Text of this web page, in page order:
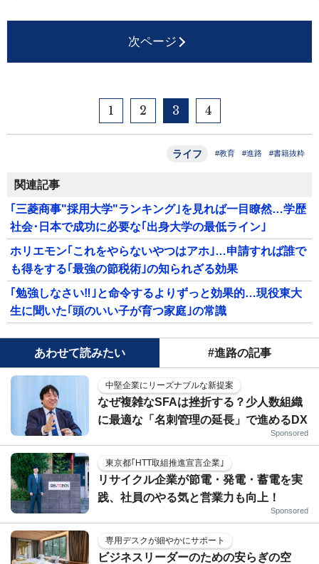
次ページ
1 2 3 4
ライフ #教育 #進路 #書籍抜粋
関連記事
｢三菱商事"採用大学"ランキング｣を見れば一目瞭然…学歴
社会･日本で成功に必要な｢出身大学の最低ライン｣
ホリエモン｢これをやらないやつはアホ｣…申請すれば誰で
も得をする｢最強の節税術｣の知られざる効果
｢勉強しなさい‼｣と命令するよりずっと効果的…現役東大
生に聞いた｢頭のいい子が育つ家庭｣の常識
あわせて読みたい #進路の記事
中堅企業にリーズナブルな新提案
なぜ複雑なSFAは挫折する？少人数組織
に最適な「名刺管理の延長」で進めるDX
Sponsored
東京都｢HTT取組推進宣言企業｣
リサイクル企業が節電・発電・蓄電を実
践、社員のやる気と営業力も向上！
Sponsored
専用デスクが細やかにサポート
ビジネスリーダーのための安らぎの空